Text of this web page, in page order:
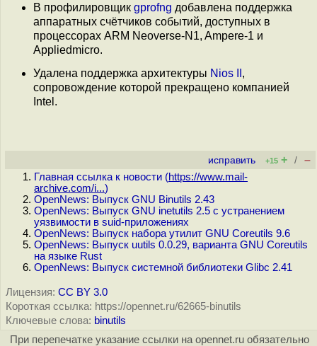
В профилировщик gprofng добавлена поддержка
аппаратных счётчиков событий, доступных в
процессорах ARM Neoverse-N1, Ampere-1 и
Appliedmicro.
Удалена поддержка архитектуры Nios II ,
сопровождение которой прекращено компанией
Intel.
исправить +15 + / –
Главная ссылка к новости (https://www.mail-
archive.com/i...)
OpenNews: Выпуск GNU Binutils 2.43
OpenNews: Выпуск GNU inetutils 2.5 с устранением
уязвимости в suid-приложениях
OpenNews: Выпуск набора утилит GNU Coreutils 9.6
OpenNews: Выпуск uutils 0.0.29, варианта GNU Coreutils
на языке Rust
OpenNews: Выпуск системной библиотеки Glibc 2.41
Лицензия: CC BY 3.0
Короткая ссылка: https://opennet.ru/62665-binutils
Ключевые слова: binutils
При перепечатке указание ссылки на opennet.ru обязательно